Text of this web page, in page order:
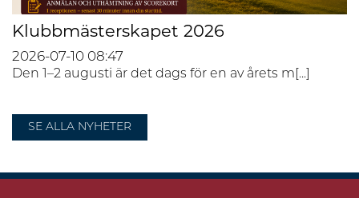
Klubbmästerskapet 2026
2026-07-10 08:47
Den 1–2 augusti är det dags för en av årets m[...]
SE ALLA NYHETER